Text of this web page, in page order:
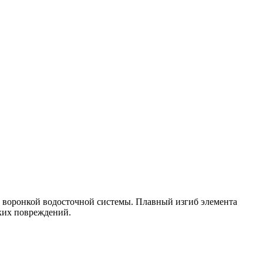
водосточной системы. Плавный изгиб элемента
повреждений.